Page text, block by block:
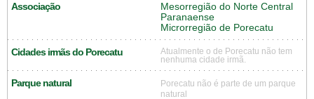
Associação
Mesorregião do Norte Central
Paranaense
Microrregião de Porecatu
Cidades irmãs do Porecatu
Atualmente o de Porecatu não tem
nenhuma cidade irmã.
Parque natural
Porecatu não é parte de um parque
natural